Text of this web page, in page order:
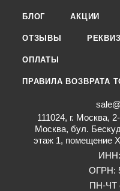
БЛОГ АКЦИИ
ОТЗЫВЫ
ОПЛАТЫ
ПРАВИЛА ВОЗВРАТА
111024, г. Москва,
Москва, бул.
этаж 1, помещение
ИНН:
ОГРН:
ПН-ЧТ